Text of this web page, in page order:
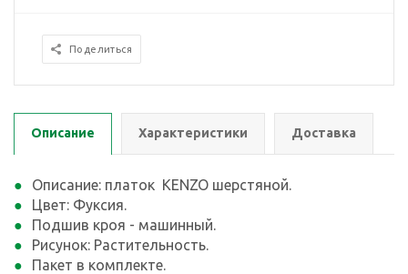
Поделиться
Описание Характеристики Доставка
Описание: платок KENZO шерстяной.
Цвет: Фуксия.
Подшив кроя - машинный.
Рисунок: Растительность.
Пакет в комплекте.